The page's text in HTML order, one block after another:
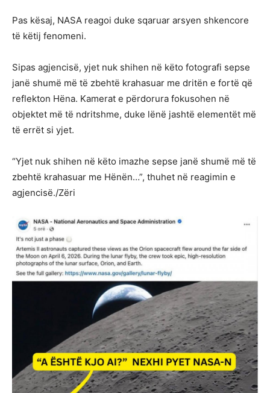
Pas kësaj, NASA reagoi duke sqaruar arsyen shkencore
të këtij fenomeni.
Sipas agjencisë, yjet nuk shihen në këto fotografi sepse
janë shumë më të zbehtë krahasuar me dritën e fortë që
reflekton Hëna. Kamerat e përdorura fokusohen në
objektet më të ndritshme, duke lënë jashtë elementët më
të errët si yjet.
“Yjet nuk shihen në këto imazhe sepse janë shumë më të
zbehtë krahasuar me Hënën…”, thuhet në reagimin e
agjencisë./Zëri